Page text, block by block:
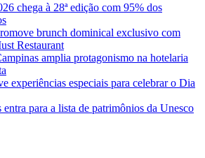
chega à 28ª edição com 95% dos
brunch dominical exclusivo com
Restaurant
amplia protagonismo na hotelaria
experiências especiais para celebrar o Dia
entra para a lista de patrimônios da Unesco